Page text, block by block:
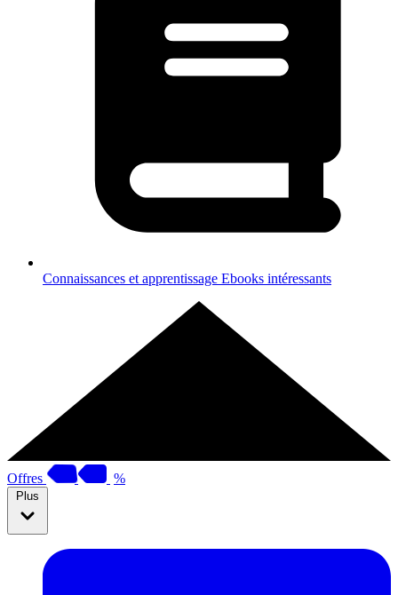
Connaissances et apprentissage Ebooks intéressants
Offres %
Plus